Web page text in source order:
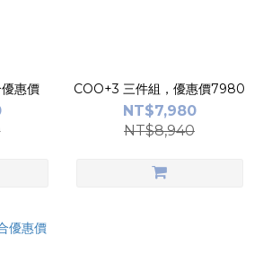
合優惠價 COO+3 三件組，優惠價7980
NT$7,980
NT$8,940